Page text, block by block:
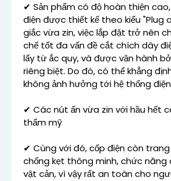
✔ Sản phẩm có độ hoàn thiện
điện được thiết kế theo kiểu "Plug
giắc vừa zin, việc lắp đặt trở nên
chế tốt đa vấn đề cắt chích dây
lấy từ ắc quy, và được vận hành
riêng biệt. Do đó, có thể khẳng
không ảnh hưởng tới hệ thống
✔ Các nút ấn vừa zin với hầu hết
thẩm mỹ
✔ Cùng với đó, cốp điện còn
chống kẹt thông minh, chức năng
vật cản, vì vậy rất an toàn cho